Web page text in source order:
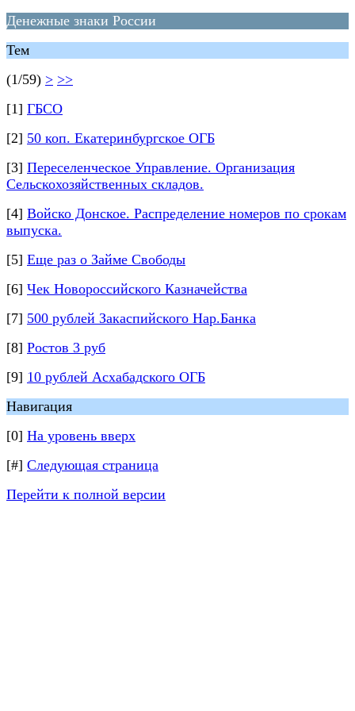
Денежные знаки России
Тем
(1/59) > >>
[1] ГБСО
[2] 50 коп. Екатеринбургское ОГБ
[3] Переселенческое Управление. Организация
Сельскохозяйственных складов.
[4] Войско Донское. Распределение номеров по срокам
выпуска.
[5] Еще раз о Займе Свободы
[6] Чек Новороссийского Казначейства
[7] 500 рублей Закаспийского Нар.Банка
[8] Ростов 3 руб
[9] 10 рублей Асхабадского ОГБ
Навигация
[0] На уровень вверх
[#] Следующая страница
Перейти к полной версии